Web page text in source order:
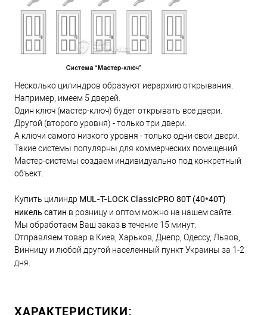
Несколько цилиндров образуют иерархию открывания.
Например, имеем 5 дверей.
Один ключ (мастер-ключ) будет открывать все двери.
Другой (второго уровня) - только три двери.
А ключи самого низкого уровня - только одни свои двери.
Такие системы популярны для коммерческих помещений.
Мастер-системы создаем индивидуально под конкретный
объект.
Купить цилиндр MUL-T-LOCK ClassicPRO 80Т (40*40T)
никель сатин в розницу и оптом можно на нашем сайте.
Мы обработаем Ваш заказ в течение 15 минут.
Отправляем товар в Киев, Харьков, Днепр, Одессу, Львов,
Винницу и любой другой населенный пункт Украины за 1-2
дня.
ХАРАКТЕРИСТИКИ: